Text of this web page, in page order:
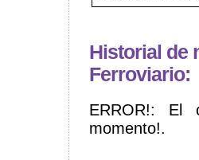
Historial de
Ferroviario:
ERROR!: El
momento!.